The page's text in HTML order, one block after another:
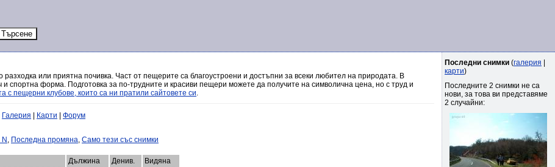
или приятна почивка. Част от пещерите са благоустроени и достъпни за всеки любител на природата. В
спортна форма. Подготовка за по-трудните и красиви пещери можете да получите на символична цена, но с труд и
с пещерни клубове, които са ни пратили сайтовете си.
Галерия Карти
Форум
, Последна промяна, Само тези със снимки
Дължина Денив.
Видяна
Последни снимки (галерия
карти)
Последните 2 снимки не са
нови, за това ви представяме
2 случайни: